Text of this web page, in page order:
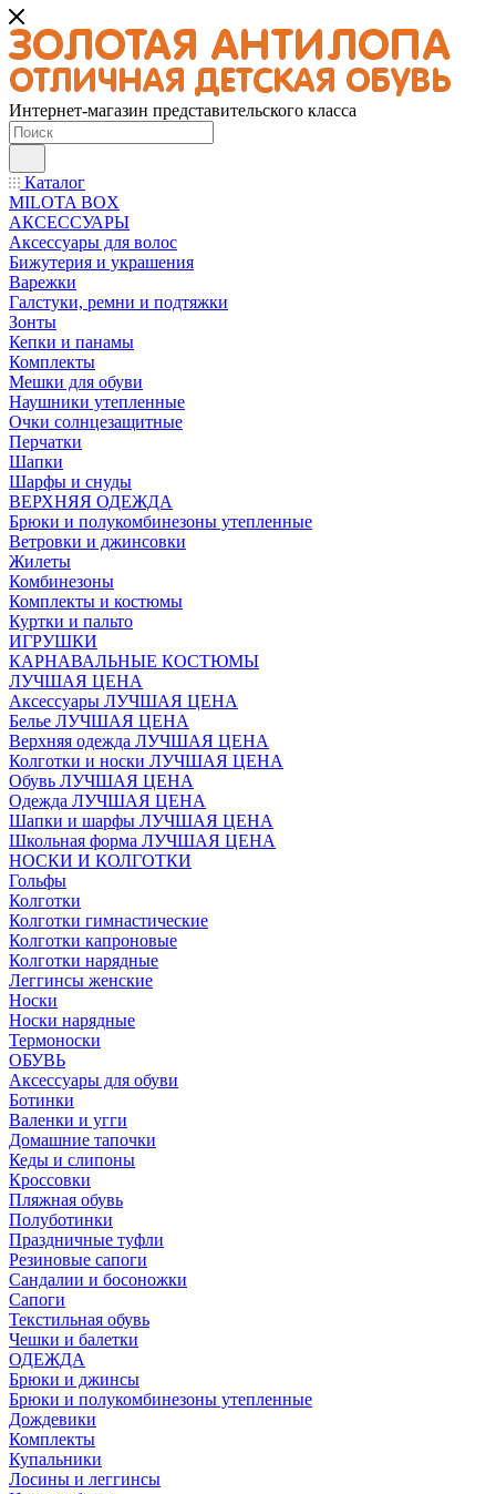
Интернет-магазин представительского класса
Каталог
MILOTA BOX
АКСЕССУАРЫ
Аксессуары для волос
Бижутерия и украшения
Варежки
Галстуки, ремни и подтяжки
Зонты
Кепки и панамы
Комплекты
Мешки для обуви
Наушники утепленные
Очки солнцезащитные
Перчатки
Шапки
Шарфы и снуды
ВЕРХНЯЯ ОДЕЖДА
Брюки и полукомбинезоны утепленные
Ветровки и джинсовки
Жилеты
Комбинезоны
Комплекты и костюмы
Куртки и пальто
ИГРУШКИ
КАРНАВАЛЬНЫЕ КОСТЮМЫ
ЛУЧШАЯ ЦЕНА
Аксессуары ЛУЧШАЯ ЦЕНА
Белье ЛУЧШАЯ ЦЕНА
Верхняя одежда ЛУЧШАЯ ЦЕНА
Колготки и носки ЛУЧШАЯ ЦЕНА
Обувь ЛУЧШАЯ ЦЕНА
Одежда ЛУЧШАЯ ЦЕНА
Шапки и шарфы ЛУЧШАЯ ЦЕНА
Школьная форма ЛУЧШАЯ ЦЕНА
НОСКИ И КОЛГОТКИ
Гольфы
Колготки
Колготки гимнастические
Колготки капроновые
Колготки нарядные
Леггинсы женские
Носки
Носки нарядные
Термоноски
ОБУВЬ
Аксессуары для обуви
Ботинки
Валенки и угги
Домашние тапочки
Кеды и слипоны
Кроссовки
Пляжная обувь
Полуботинки
Праздничные туфли
Резиновые сапоги
Сандалии и босоножки
Сапоги
Текстильная обувь
Чешки и балетки
ОДЕЖДА
Брюки и джинсы
Брюки и полукомбинезоны утепленные
Дождевики
Комплекты
Купальники
Лосины и леггинсы